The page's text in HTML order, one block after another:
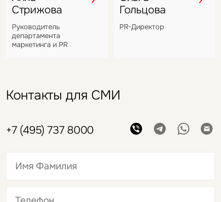
Стрижова
Руководитель
департамента
маркетинга и PR
Гольцова
PR-Директор
Контакты для СМИ
+7 (495) 737 8000